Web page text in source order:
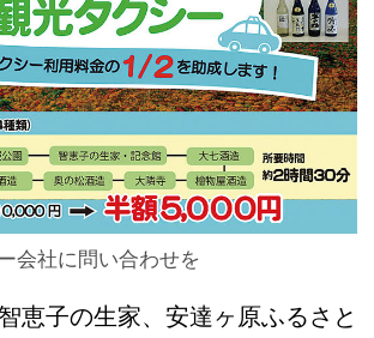
会社に問い合わせを
恵子の生家、安達ヶ原ふるさと